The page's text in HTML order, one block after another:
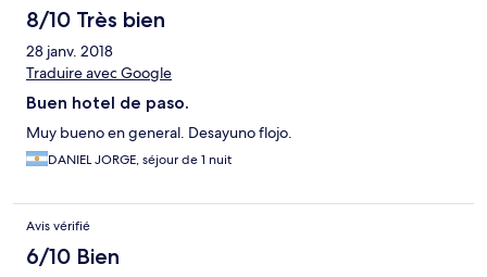
8/10 Très bien
28 janv. 2018
Traduire avec Google
Buen hotel de paso.
Muy bueno en general. Desayuno flojo.
DANIEL JORGE, séjour de 1 nuit
Avis vérifié
6/10 Bien